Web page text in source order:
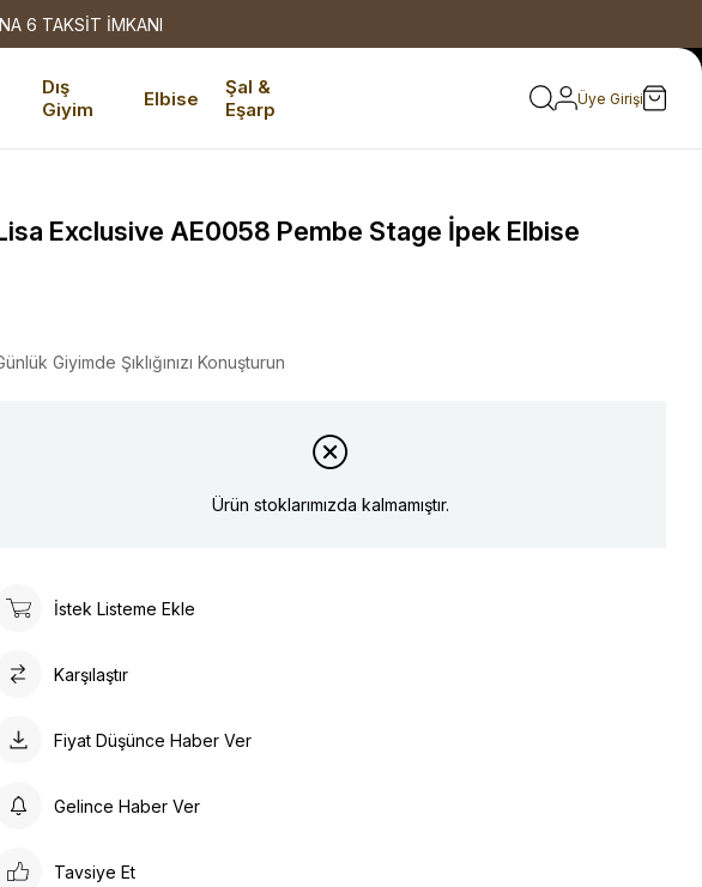
6 TAKSİT İMKANI
Dış
Giyim
Elbise
Şal &
Eşarp
Üye Girişi
Exclusive AE0058 Pembe Stage İpek Elbise
Giyimde Şıklığınızı Konuşturun
Ürün stoklarımızda kalmamıştır.
İstek Listeme Ekle
Karşılaştır
Fiyat Düşünce Haber Ver
Gelince Haber Ver
Tavsiye Et